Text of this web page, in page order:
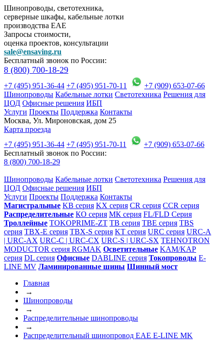
Шинопроводы, светотехника,
серверные шкафы, кабельные лотки
производства EAE
Запросы стоимости,
оценка проектов, консультации
sale@ensaving.ru
Бесплатный звонок по России:
8 (800) 700-18-29
+7 (495) 951-36-44 +7 (495) 951-70-11
+7 (909) 653-07-66
Шинопроводы Кабельные лотки Светотехника Решения для
ЦОД Офисные решения ИБП
Услуги Проекты Поддержка Контакты
Москва, Ул. Мироновская, дом 25
Карта проезда
+7 (495) 951-36-44 +7 (495) 951-70-11
+7 (909) 653-07-66
Бесплатный звонок по России:
8 (800) 700-18-29
Шинопроводы Кабельные лотки Светотехника Решения для
ЦОД Офисные решения ИБП
Услуги Проекты Поддержка Контакты
Магистральные KB серия KX серия CR серия CCR серия
Распределительные КО серия МК серия FL/FLD Серия
Троллейные TOKOPRIME-ZT TB серия TBE серия TBS
серия TBX-E серия TBX-S серия KT серия URC серия URC-A
| URC-AX URC-С | URC-СX URC-S | URC-SX TEHNOTRON
MODUCTOR серия RGMAK Осветительные KAM/KAP
серия DL серия Офисные DABLINE серия Токопроводы E-
LINE MV Ламинированные шины Шинный мост
Главная
→
Шинопроводы
→
Распределительные шинопроводы
→
Распределительный шинопровод EAE E-LINE MK